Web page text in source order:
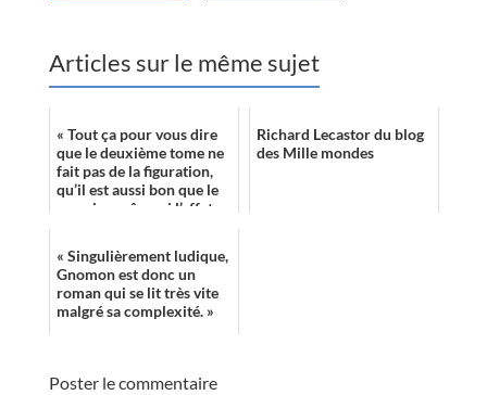
Articles sur le même sujet
« Tout ça pour vous dire
que le deuxième tome ne
fait pas de la figuration,
qu’il est aussi bon que le
premier, même si l’effet
Richard Lecastor du blog
des Mille mondes
« Singulièrement ludique,
Gnomon est donc un
roman qui se lit très vite
malgré sa complexité. »
Poster le commentaire